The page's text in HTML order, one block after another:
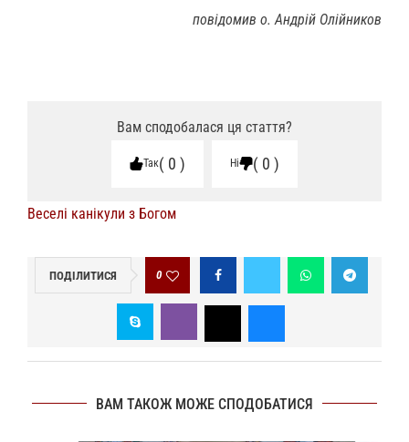
повідомив о. Андрій Олійников
Вам сподобалася ця стаття?
Так 0 Ні 0
Веселі канікули з Богом
ПОДІЛИТИСЯ 0
ВАМ ТАКОЖ МОЖЕ СПОДОБАТИСЯ